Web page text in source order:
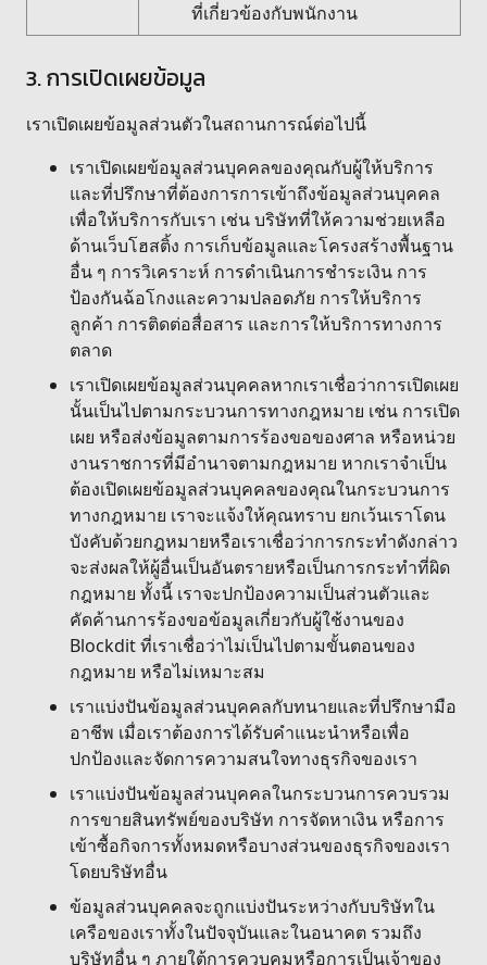
ที่เกี่ยวข้องกับพนักงาน
3. การเปิดเผยข้อมูล
เราเปิดเผยข้อมูลส่วนตัวในสถานการณ์ต่อไปนี้
เราเปิดเผยข้อมูลส่วนบุคคลของคุณกับผู้ให้บริการ
และที่ปรึกษาที่ต้องการการเข้าถึงข้อมูลส่วนบุคคล
เพื่อให้บริการกับเรา เช่น บริษัทที่ให้ความช่วยเหลือ
ด้านเว็บโฮสติ้ง การเก็บข้อมูลและโครงสร้างพื้นฐาน
อื่น ๆ การวิเคราะห์ การดำเนินการชำระเงิน การ
ป้องกันฉ้อโกงและความปลอดภัย การให้บริการ
ลูกค้า การติดต่อสื่อสาร และการให้บริการทางการ
ตลาด
เราเปิดเผยข้อมูลส่วนบุคคลหากเราเชื่อว่าการเปิดเผย
นั้นเป็นไปตามกระบวนการทางกฎหมาย เช่น การเปิด
เผย หรือส่งข้อมูลตามการร้องขอของศาล หรือหน่วย
งานราชการที่มีอำนาจตามกฎหมาย หากเราจำเป็น
ต้องเปิดเผยข้อมูลส่วนบุคคลของคุณในกระบวนการ
ทางกฎหมาย เราจะแจ้งให้คุณทราบ ยกเว้นเราโดน
บังคับด้วยกฎหมายหรือเราเชื่อว่าการกระทำดังกล่าว
จะส่งผลให้ผู้อื่นเป็นอันตรายหรือเป็นการกระทำที่ผิด
กฎหมาย ทั้งนี้ เราจะปกป้องความเป็นส่วนตัวและ
คัดค้านการร้องขอข้อมูลเกี่ยวกับผู้ใช้งานของ
Blockdit ที่เราเชื่อว่าไม่เป็นไปตามขั้นตอนของ
กฎหมาย หรือไม่เหมาะสม
เราแบ่งปันข้อมูลส่วนบุคคลกับทนายและที่ปรึกษามือ
อาชีพ เมื่อเราต้องการได้รับคำแนะนำหรือเพื่อ
ปกป้องและจัดการความสนใจทางธุรกิจของเรา
เราแบ่งปันข้อมูลส่วนบุคคลในกระบวนการควบรวม
การขายสินทรัพย์ของบริษัท การจัดหาเงิน หรือการ
เข้าซื้อกิจการทั้งหมดหรือบางส่วนของธุรกิจของเรา
โดยบริษัทอื่น
ข้อมูลส่วนบุคคลจะถูกแบ่งปันระหว่างกับบริษัทใน
เครือของเราทั้งในปัจจุบันและในอนาคต รวมถึง
บริษัทอื่น ๆ ภายใต้การควบคุมหรือการเป็นเจ้าของ